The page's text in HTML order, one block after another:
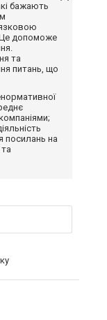
бажають
Це допоможе
та
питань, що
посилань на